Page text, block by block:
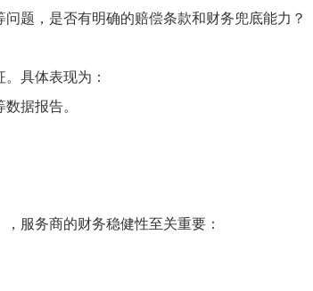
题，是否有明确的赔偿条款和财务兜底能力？
具体表现为：
据报告。
服务商的财务稳健性至关重要：